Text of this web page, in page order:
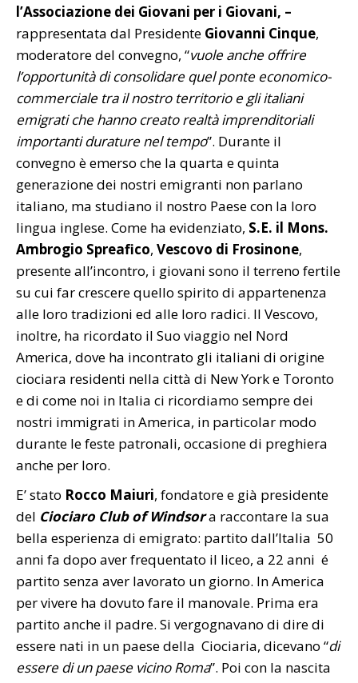
l’Associazione dei Giovani per i Giovani, –
rappresentata dal Presidente Giovanni Cinque,
moderatore del convegno, “vuole anche offrire
l’opportunità di consolidare quel ponte economico-
commerciale tra il nostro territorio e gli italiani
emigrati che hanno creato realtà imprenditoriali
importanti durature nel tempo”. Durante il
convegno è emerso che la quarta e quinta
generazione dei nostri emigranti non parlano
italiano, ma studiano il nostro Paese con la loro
lingua inglese. Come ha evidenziato, S.E. il Mons.
Ambrogio Spreafico, Vescovo di Frosinone,
presente all’incontro, i giovani sono il terreno fertile
su cui far crescere quello spirito di appartenenza
alle loro tradizioni ed alle loro radici. Il Vescovo,
inoltre, ha ricordato il Suo viaggio nel Nord
America, dove ha incontrato gli italiani di origine
ciociara residenti nella città di New York e Toronto
e di come noi in Italia ci ricordiamo sempre dei
nostri immigrati in America, in particolar modo
durante le feste patronali, occasione di preghiera
anche per loro.
E’ stato Rocco Maiuri, fondatore e già presidente
del Ciociaro Club of Windsora raccontare la sua
bella esperienza di emigrato: partito dall’Italia 50
anni fa dopo aver frequentato il liceo, a 22 anni é
partito senza aver lavorato un giorno. In America
per vivere ha dovuto fare il manovale. Prima era
partito anche il padre. Si vergognavano di dire di
essere nati in un paese della Ciociaria, dicevano “di
essere di un paese vicino Roma”. Poi con la nascita